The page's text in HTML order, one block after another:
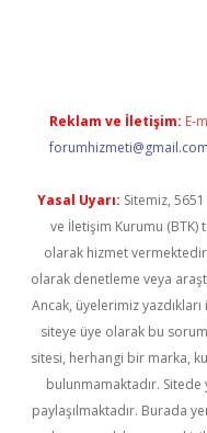
Reklam ve İletişim: E-
forumhizmeti@gmail.com
Yasal Uyarı: Sitemiz,
ve İletişim Kurumu (BTK)
olarak hizmet
olarak denetleme veya
Ancak, üyelerimiz
siteye üye olarak bu
sitesi, herhangi bir marka,
bulunmamaktadır. Sitede
paylaşılmaktadır. Burada